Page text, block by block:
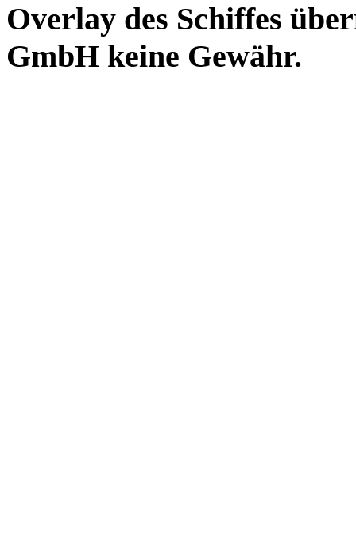
Overlay des Schiffes
GmbH keine Gewähr.